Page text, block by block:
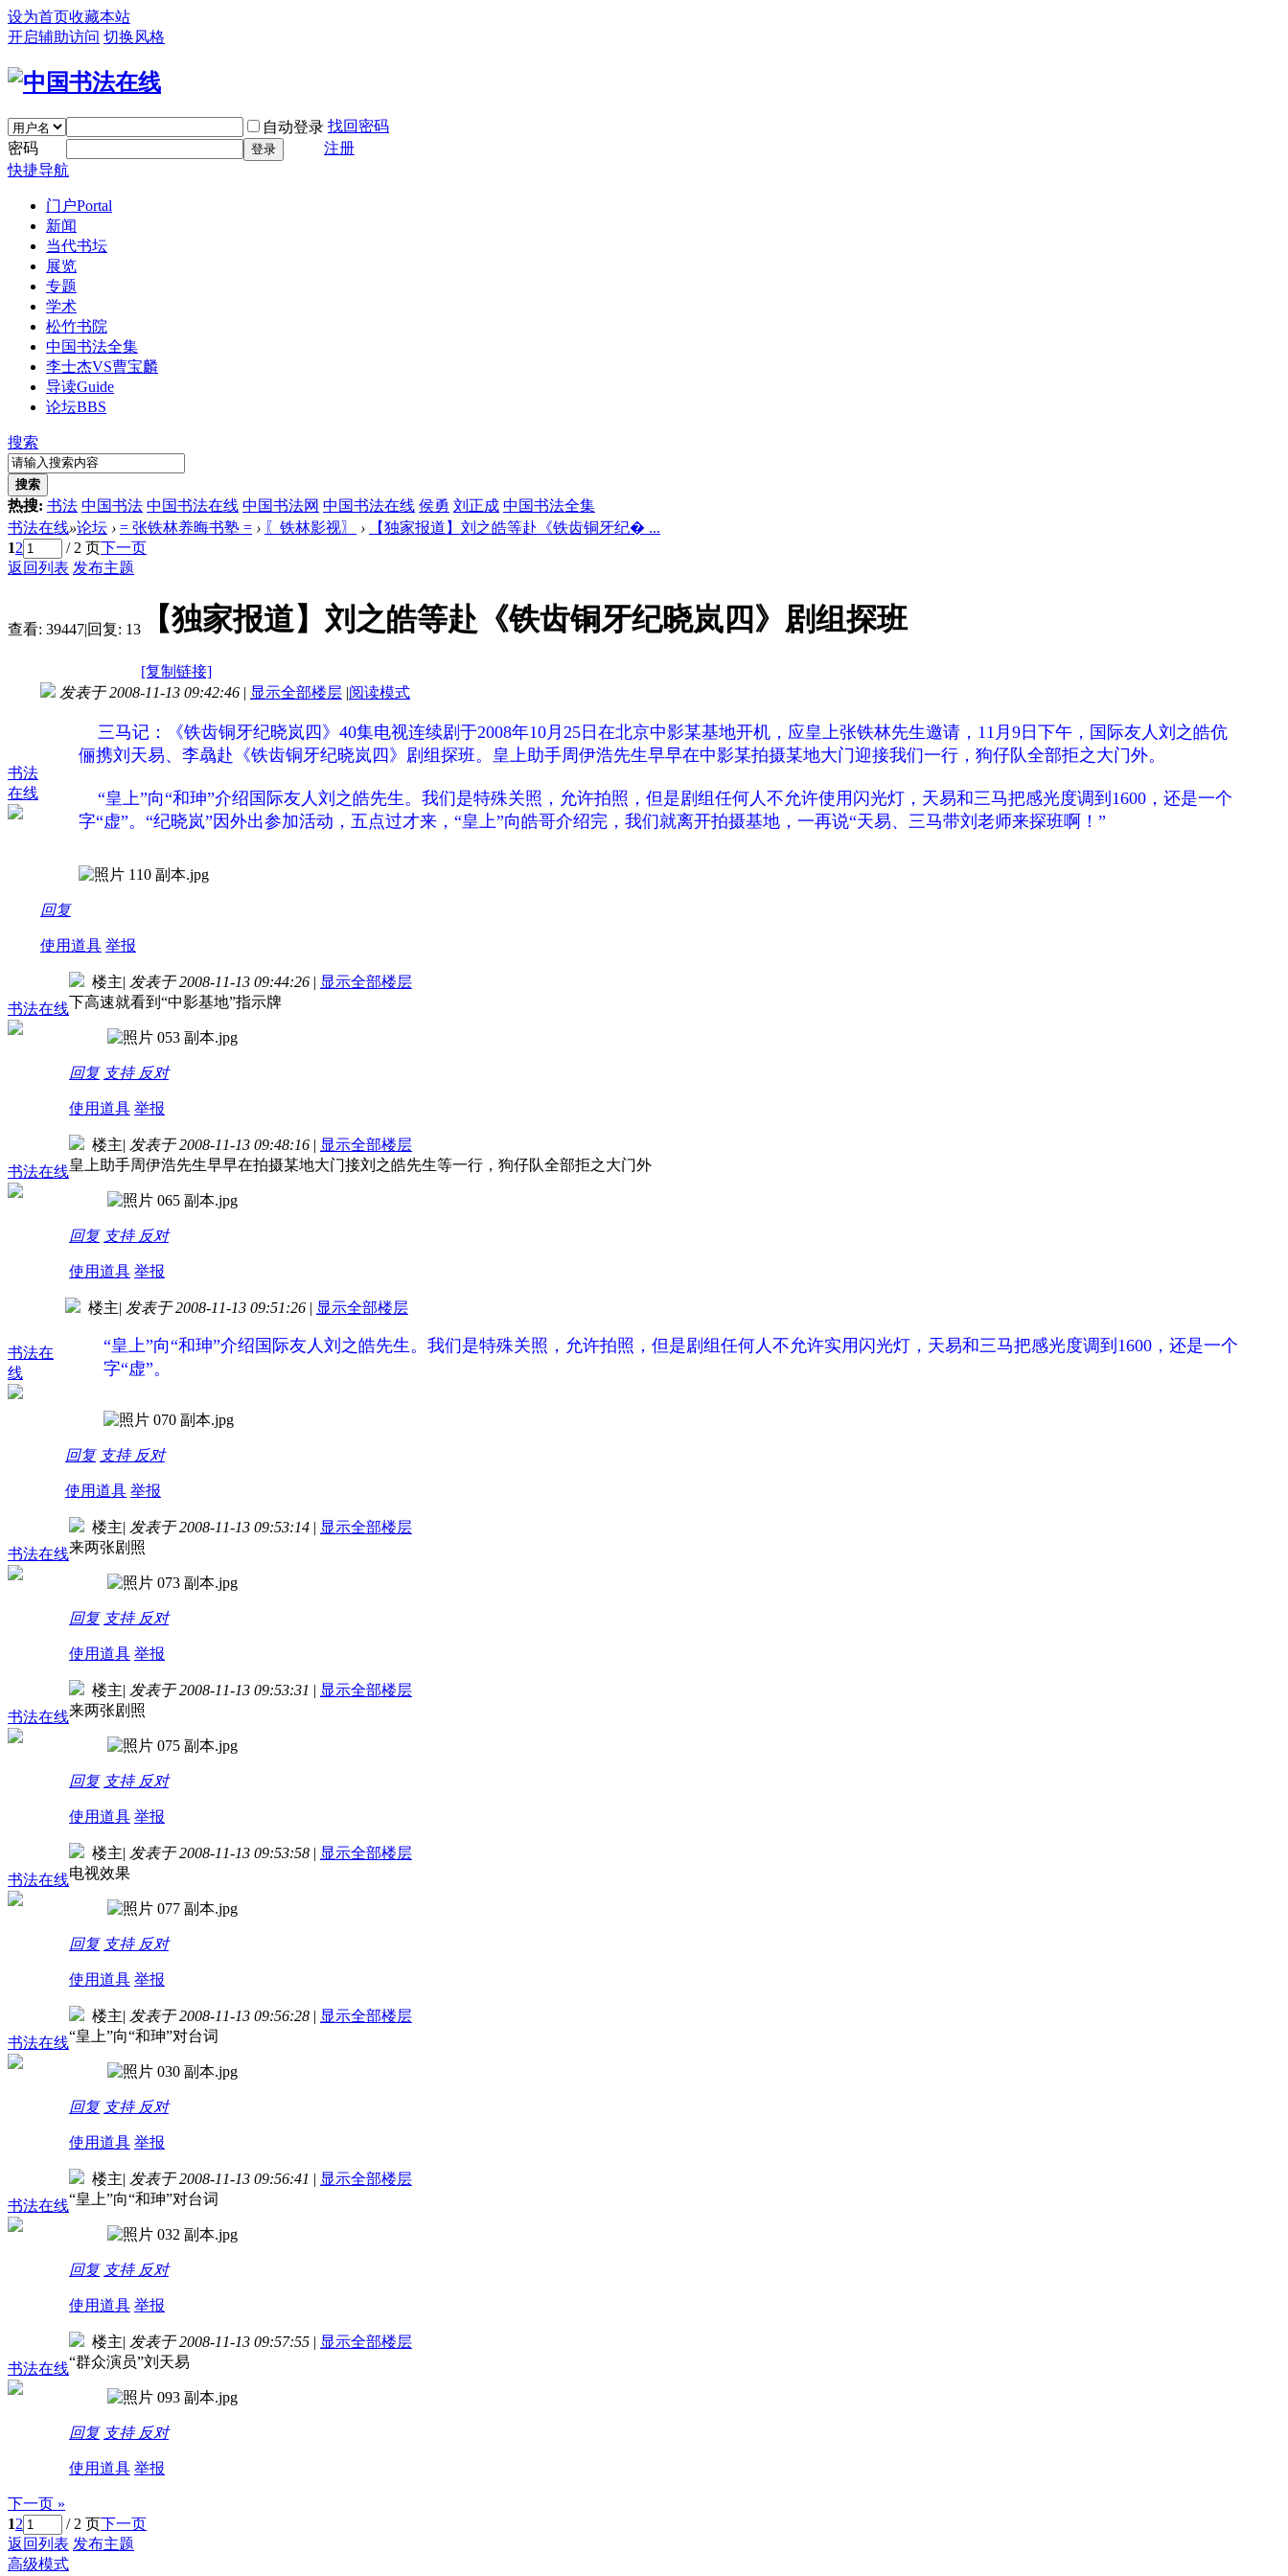
设为首页收藏本站
开启辅助访问 切换风格
自动登录 找回密码
密码
登录
注册
快捷导航
门户Portal
新闻
当代书坛
展览
专题
学术
松竹书院
中国书法全集
李士杰VS曹宝麟
导读Guide
论坛BBS
搜索
搜索
热搜: 书法 中国书法 中国书法在线 中国书法网 中国书法在线 侯勇 刘正成 中国书法全集
书法在线»论坛 › = 张铁林养晦书塾 = › 〖铁林影视〗 ›
【独家报道】刘之皓等赴《铁齿铜牙纪� ...
12 / 2 页下一页
返回列表 发布主题
查看: 39447|回复: 13 【独家报道】刘之皓等赴《铁齿铜牙纪晓岚四》剧组探班
[复制链接]
书法
在线
发表于 2008-11-13 09:42:46 | 显示全部楼层 |阅读模式
三马记：《铁齿铜牙纪晓岚四》40集电视连续剧于2008年10月25日在北京中影某基地开机，应皇上张铁林先生邀请，11月9日下午，国际友人刘之皓伉
俪携刘天易、李骉赴《铁齿铜牙纪晓岚四》剧组探班。皇上助手周伊浩先生早早在中影某拍摄某地大门迎接我们一行，狗仔队全部拒之大门外。
“皇上”向“和珅”介绍国际友人刘之皓先生。我们是特殊关照，允许拍照，但是剧组任何人不允许使用闪光灯，天易和三马把感光度调到1600，还是一个
字“虚”。“纪晓岚”因外出参加活动，五点过才来，“皇上”向皓哥介绍完，我们就离开拍摄基地，一再说“天易、三马带刘老师来探班啊！”
回复
使用道具 举报
书法在线
楼主| 发表于 2008-11-13 09:44:26 | 显示全部楼层
下高速就看到“中影基地”指示牌
回复 支持 反对
使用道具 举报
书法在线
楼主| 发表于 2008-11-13 09:48:16 | 显示全部楼层
皇上助手周伊浩先生早早在拍摄某地大门接刘之皓先生等一行，狗仔队全部拒之大门外
回复 支持 反对
使用道具 举报
书法在
线
楼主| 发表于 2008-11-13 09:51:26 | 显示全部楼层
“皇上”向“和珅”介绍国际友人刘之皓先生。我们是特殊关照，允许拍照，但是剧组任何人不允许实用闪光灯，天易和三马把感光度调到1600，还是一个
字“虚”。
回复 支持 反对
使用道具 举报
书法在线
楼主| 发表于 2008-11-13 09:53:14 | 显示全部楼层
来两张剧照
回复 支持 反对
使用道具 举报
书法在线
楼主| 发表于 2008-11-13 09:53:31 | 显示全部楼层
来两张剧照
回复 支持 反对
使用道具 举报
书法在线
楼主| 发表于 2008-11-13 09:53:58 | 显示全部楼层
电视效果
回复 支持 反对
使用道具 举报
书法在线
楼主| 发表于 2008-11-13 09:56:28 | 显示全部楼层
“皇上”向“和珅”对台词
回复 支持 反对
使用道具 举报
书法在线
楼主| 发表于 2008-11-13 09:56:41 | 显示全部楼层
“皇上”向“和珅”对台词
回复 支持 反对
使用道具 举报
书法在线
楼主| 发表于 2008-11-13 09:57:55 | 显示全部楼层
“群众演员”刘天易
回复 支持 反对
使用道具 举报
下一页 »
12 / 2 页下一页
返回列表 发布主题
高级模式